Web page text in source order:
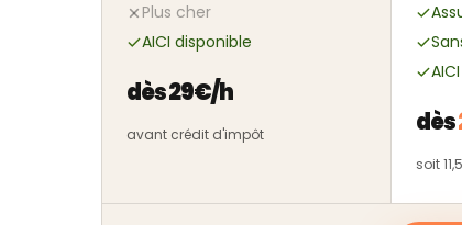
Plus cher
AICI disponible
dès 29€/h
avant crédit d'impôt dès
soit